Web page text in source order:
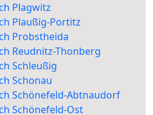
Plagwitz
Plaußig-Portitz
Probstheida
Reudnitz-Thonberg
Schleußig
Schonau
Schönefeld-Abtnaudorf
Schönefeld-Ost